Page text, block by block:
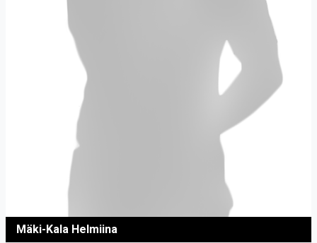
Mäki-Kala Helmiina